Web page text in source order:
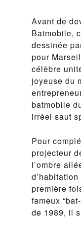
Avant de
Batmobile,
dessinée
pour
célèbre
joyeuse du
batmobile
irréel saut
Pour
projecteur
l’ombre
première
fameux
de 1989, il